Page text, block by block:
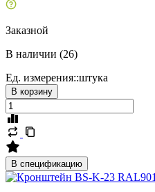
Заказной
В наличии (26)
Ед. измерения::штука
В корзину
В спецификацию